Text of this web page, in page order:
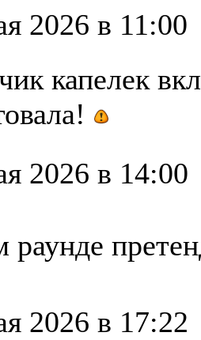
2026 в 11:00
капелек
2026 в 14:00
раунде
2026 в 17:22